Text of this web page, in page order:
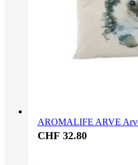
AROMALIFE ARVE
CHF 32.80